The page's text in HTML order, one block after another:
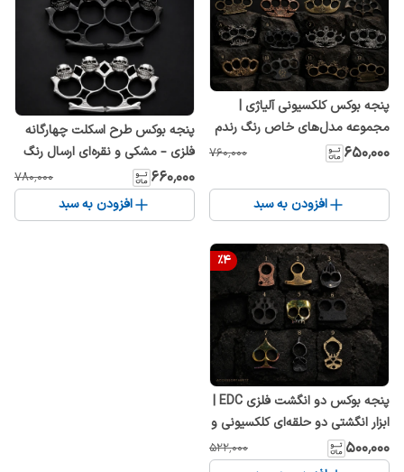
پنجه بوکس کلکسیونی آلیاژی |
مجموعه مدل‌های خاص رنگ رندم
۶۵۰٬۰۰۰ ۷۶۰٬۰۰۰
افزودن به سبد
پنجه بوکس طرح اسکلت چهارگانه
فلزی – مشکی و نقره‌ای ارسال رنگ
رندم
۶۶۰٬۰۰۰ ۷۸۰٬۰۰۰
افزودن به سبد
%4
پنجه بوکس دو انگشت فلزی EDC |
ابزار انگشتی دو حلقه‌ای کلکسیونی و
اکسسوری خاص
۵۰۰٬۰۰۰ ۵۲۲٬۰۰۰